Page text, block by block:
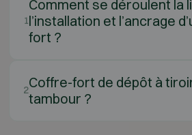
1
Comment se déroulent la
l’installation et l’ancrage
fort ?
2Coffre-fort de dépôt à
tambour ?